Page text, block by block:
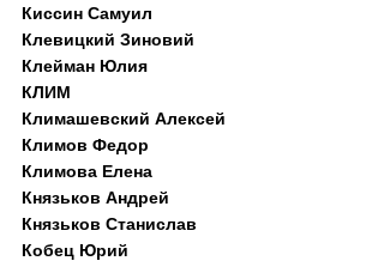
Киссин Самуил
Клевицкий Зиновий
Клейман Юлия
КЛИМ
Климашевский Алексей
Климов Федор
Климова Елена
Князьков Андрей
Князьков Станислав
Кобец Юрий